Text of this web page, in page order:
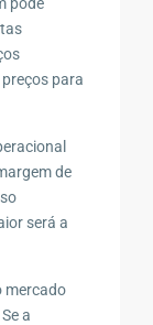
para
de
será a
mercado
a